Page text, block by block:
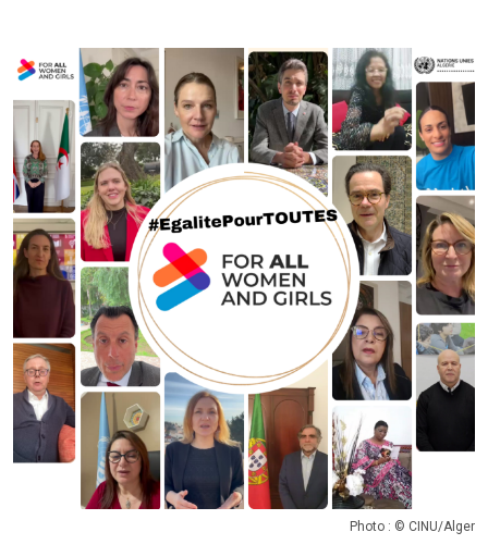
Photo : © CINU/Alger